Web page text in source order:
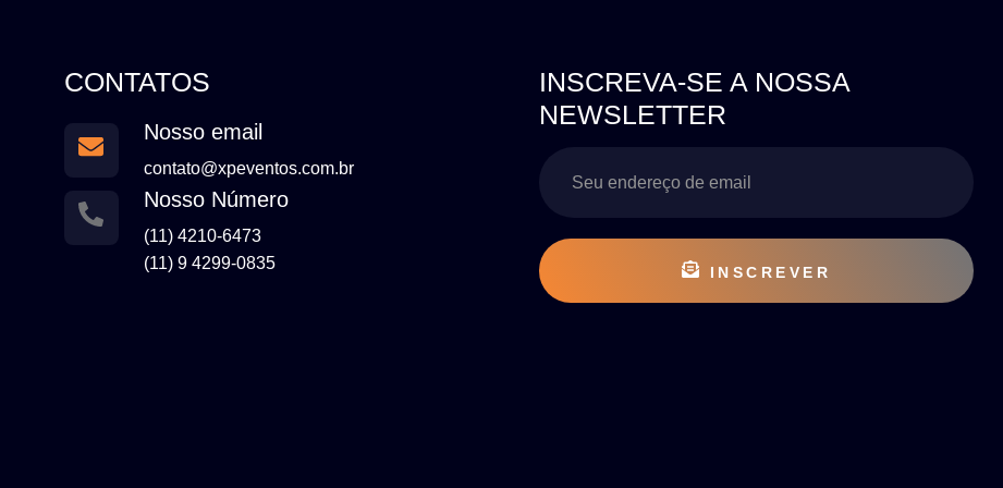
CONTATOS
Nosso email
contato@xpeventos.com.br
Nosso Número
(11) 4210-6473
(11) 9 4299-0835
INSCREVA-SE A NOSSA
NEWSLETTER
INSCREVER